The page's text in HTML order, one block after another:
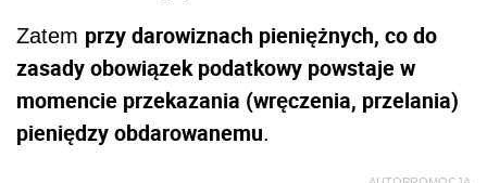
Zatem przy darowiznach pieniężnych, co do
zasady obowiązek podatkowy powstaje w
momencie przekazania (wręczenia, przelania)
pieniędzy obdarowanemu.